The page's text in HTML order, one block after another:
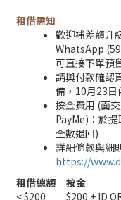
租借需知
歡迎補差額升
WhatsApp
可直接下單預
請與付款確認
備，10月23日
按金費用 (面
PayMe)：於
全數退回)
詳細條款與細
https://
租借總額 按金
< $200
$200 + ID